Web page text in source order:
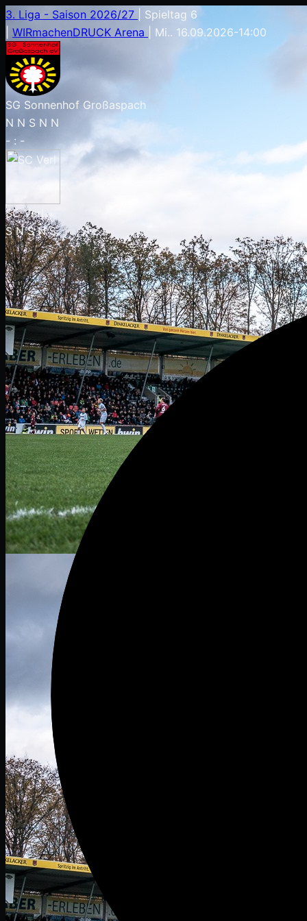
3. Liga - Saison 2026/27
Spieltag 6
WIRmachenDRUCK Arena Mi.. 16.09.2026-14:00
SG Sonnenhof Großaspach
N N S N N
- : -
SC Verl
SNSNS